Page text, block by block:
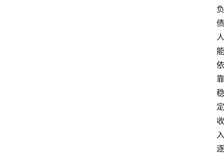
负
债
人
能
依
靠
稳
定
收
入
逐